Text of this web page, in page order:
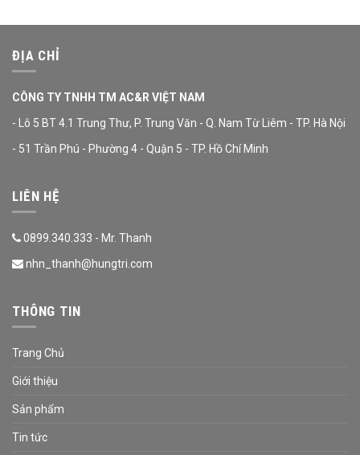
ĐỊA CHỈ
CÔNG TY TNHH TM AC&R VIỆT NAM
- Lô 5 BT 4.1 Trung Thư, P. Trung Văn - Q. Nam Từ Liêm - TP. Hà Nội
- 51 Trần Phú - Phường 4 - Quận 5 - TP. Hồ Chí Minh
LIÊN HỆ
0899.340.333 - Mr. Thanh
nhn_thanh@hungtri.com
THÔNG TIN
Trang Chủ
Giới thiệu
Sản phẩm
Tin tức